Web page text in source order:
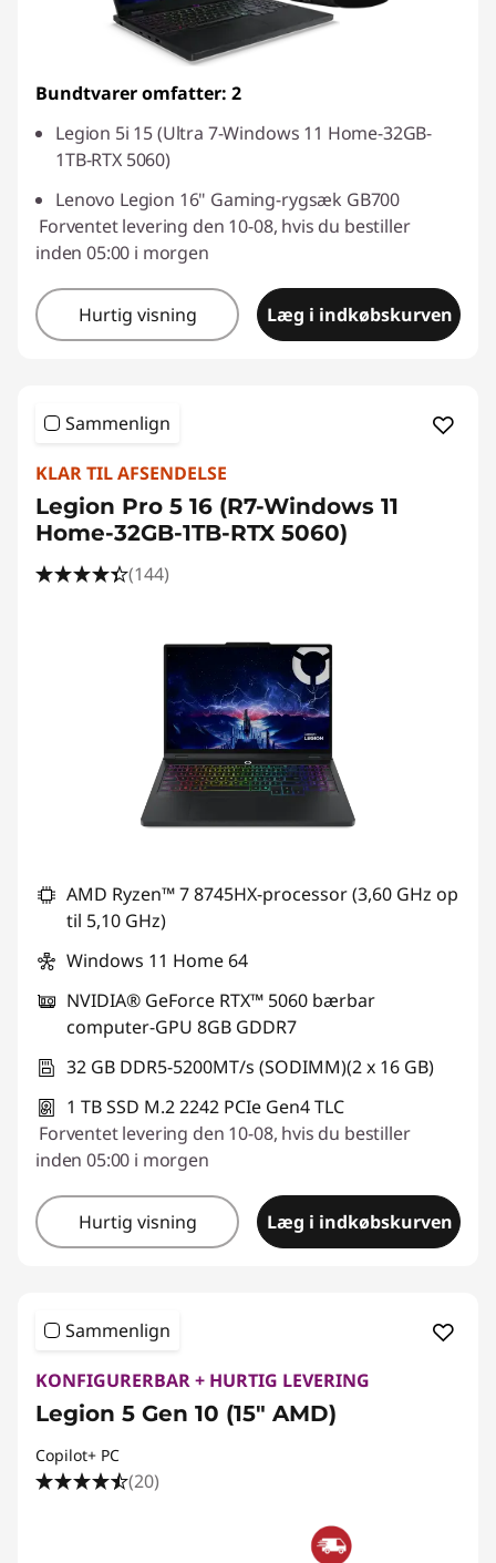
Bundtvarer omfatter: 2
Legion 5i 15 (Ultra 7-Windows 11 Home-32GB-
1TB-RTX 5060)
Lenovo Legion 16" Gaming-rygsæk GB700
Forventet levering den 10-08, hvis du bestiller
inden 05:00 i morgen
Hurtig visning Læg i indkøbskurven
Sammenlign
KLAR TIL AFSENDELSE
Legion Pro 5 16 (R7-Windows 11
Home-32GB-1TB-RTX 5060)
(144)
AMD Ryzen™ 7 8745HX-processor (3,60 GHz op
til 5,10 GHz)
Windows 11 Home 64
NVIDIA® GeForce RTX™ 5060 bærbar
computer-GPU 8GB GDDR7
32 GB DDR5-5200MT/s (SODIMM)(2 x 16 GB)
1 TB SSD M.2 2242 PCIe Gen4 TLC
Forventet levering den 10-08, hvis du bestiller
inden 05:00 i morgen
Hurtig visning Læg i indkøbskurven
Sammenlign
KONFIGURERBAR + HURTIG LEVERING
Legion 5 Gen 10 (15" AMD)
Copilot+ PC
(20)